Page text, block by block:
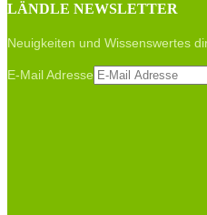
LÄNDLE NEWSLETTER
Neuigkeiten und Wissenswertes
E-Mail Adresse